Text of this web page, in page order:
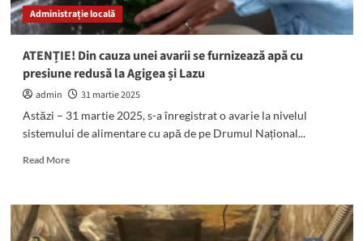
mașină
pe
Administrație locală
ATENȚIE! Din cauza unei avarii se furnizează apă cu
presiune redusă la Agigea și Lazu
admin
31 martie 2025
Astăzi – 31 martie 2025, s-a înregistrat o avarie la nivelul
sistemului de alimentare cu apă de pe Drumul Național...
Read MoreRead
ATENȚIE!
Din
cauza